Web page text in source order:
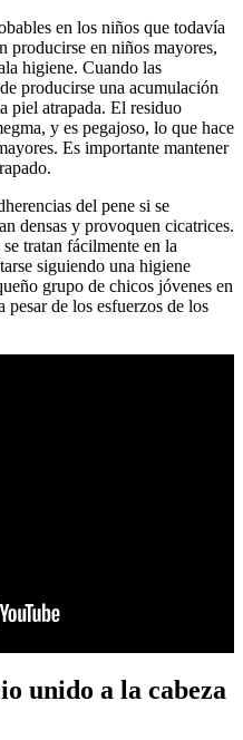
en los niños que todavía
producirse en niños mayores,
higiene. Cuando las
producirse una acumulación
piel atrapada. El residuo
y es pegajoso, lo que hace
Es importante mantener
del pene si se
densas y provoquen cicatrices.
tratan fácilmente en la
siguiendo una higiene
grupo de chicos jóvenes en
pesar de los esfuerzos de los
unido a la cabeza